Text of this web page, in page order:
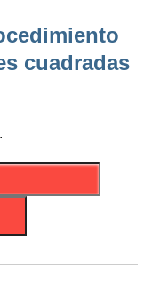
cuadradas